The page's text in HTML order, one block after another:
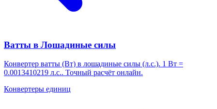
Ватты в Лошадиные силы
Конвертер ватты (Вт) в лошадиные силы (л.с.). 1 Вт =
0.0013410219 л.с.. Точный расчёт онлайн.
Конвертеры единиц